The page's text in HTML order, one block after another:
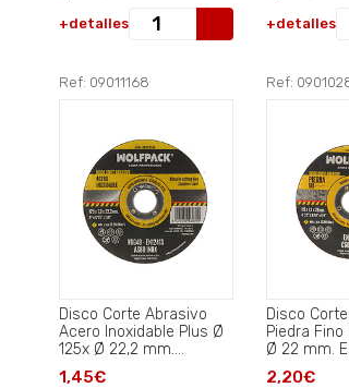
+detalles +detalles
Ref: 09011168
Disco Corte Abrasivo
Acero Inoxidable Plus Ø
125x Ø 22,2 mm.
Espesor 1,0 mm..
1,45€
Ref:
Disco
Piedra Fino
Ø 22 mm.
mm..
2,20€